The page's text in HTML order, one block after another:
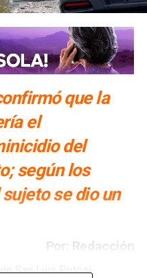
que la
el
del
según los
se dio un
Por: Redacción
San Luis Potosí